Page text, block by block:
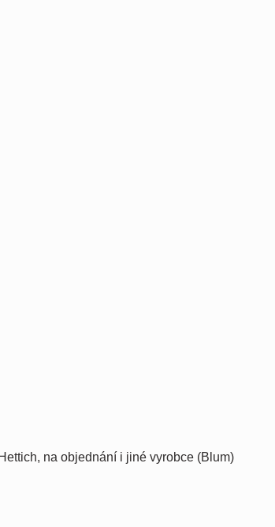
na objednání i jiné vyrobce (Blum)